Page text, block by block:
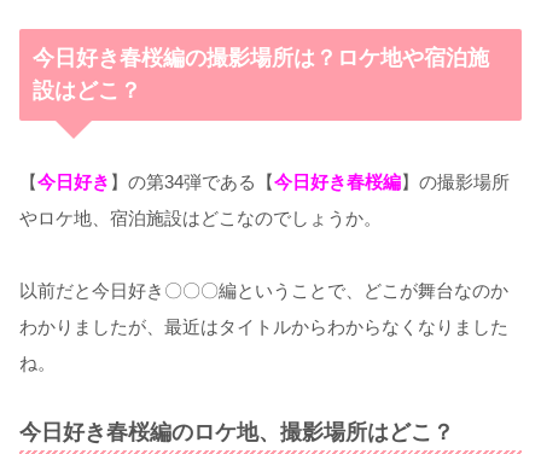
今日好き春桜編の撮影場所は？ロケ地や宿泊施
設はどこ？
【今日好き 】の第34弾である【今日好き春桜編】の撮影場所
やロケ地、宿泊施設はどこなのでしょうか。
以前だと今日好き〇〇〇編ということで、どこが舞台なのか
わかりましたが、最近はタイトルからわからなくなりました
ね。
今日好き春桜編のロケ地、撮影場所はどこ？